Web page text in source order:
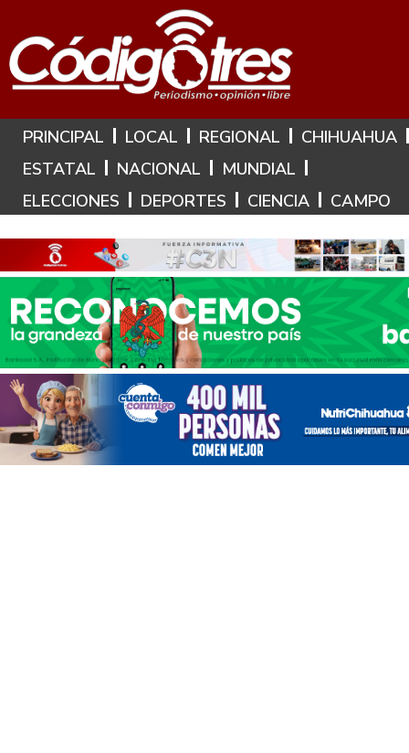
Hoy es: 8 de Agosto de 2026
PRINCIPAL LOCAL REGIONAL
CHIHUAHUA
ESTATAL
NACIONAL
MUNDIAL
ELECCIONES
DEPORTES CIENCIA CAMPO